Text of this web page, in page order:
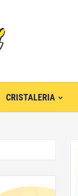
CRISTALERIA